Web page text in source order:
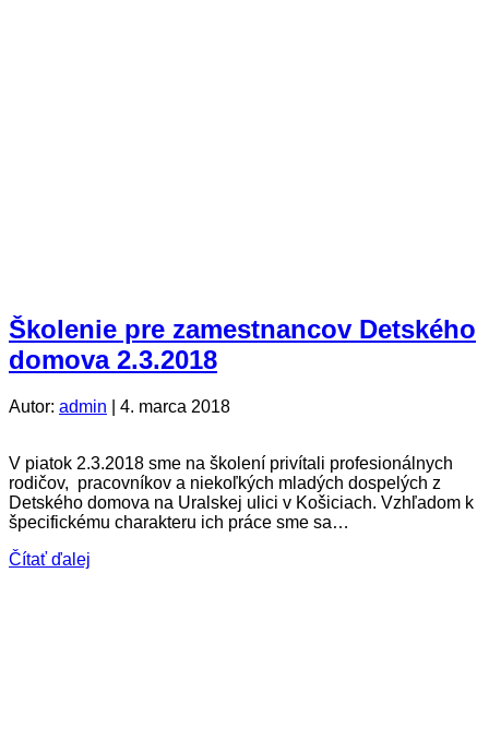
Školenie pre zamestnancov Detského
domova 2.3.2018
Autor: admin 4. marca 2018
V piatok 2.3.2018 sme na školení privítali profesionálnych
rodičov, pracovníkov a niekoľkých mladých dospelých z
Detského domova na Uralskej ulici v Košiciach. Vzhľadom k
špecifickému charakteru ich práce sme sa…
Čítať ďalej